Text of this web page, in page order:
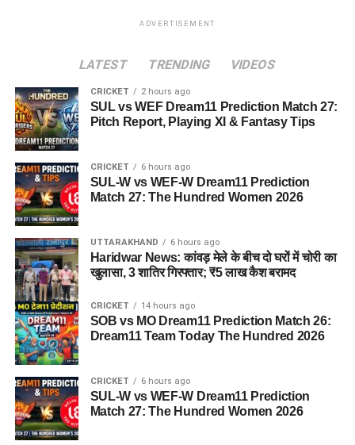
ADVERTISEMENT
LATEST TRENDING VIDEOS
CRICKET 2 hours ago
SUL vs WEF Dream11 Prediction Match 27:
Pitch Report, Playing XI & Fantasy Tips
CRICKET 6 hours ago
SUL-W vs WEF-W Dream11 Prediction
Match 27: The Hundred Women 2026
UTTARAKHAND 6 hours ago
Haridwar News: कांवड़ मेले के बीच दो घरों में चोरी का
खुलासा, 3 शातिर गिरफ्तार; ₹5 लाख कैश बरामद
CRICKET 14 hours ago
SOB vs MO Dream11 Prediction Match 26:
Dream11 Team Today The Hundred 2026
CRICKET 6 hours ago
SUL-W vs WEF-W Dream11 Prediction
Match 27: The Hundred Women 2026